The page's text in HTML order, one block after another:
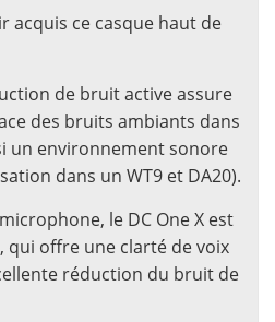
acquis ce casque haut de
de bruit active assure
des bruits ambiants dans
un environnement sonore
dans un WT9 et DA20).
le DC One X est
qui offre une clarté de voix
réduction du bruit de